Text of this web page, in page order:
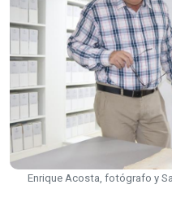
Enrique Acosta, fotógrafo y